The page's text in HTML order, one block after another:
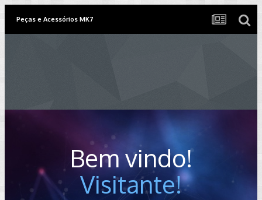
Peças e Acessórios MK7
Bem vindo!
Visitante!